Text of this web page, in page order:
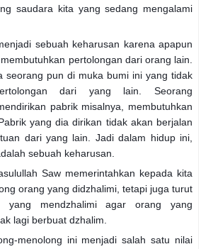
saudara kita yang sedang mengalami
sebuah keharusan karena apapun
pertolongan dari orang lain.
seorang pun di muka bumi ini yang tidak
dari yang lain. Seorang
pabrik misalnya, membutuhkan
yang dia dirikan tidak akan berjalan
dari yang lain. Jadi dalam hidup ini,
sebuah keharusan.
Saw memerintahkan kepada kita
orang yang didzhalimi, tetapi juga turut
yang mendzhalimi agar orang yang
lagi berbuat dzhalim.
menolong ini menjadi salah satu nilai